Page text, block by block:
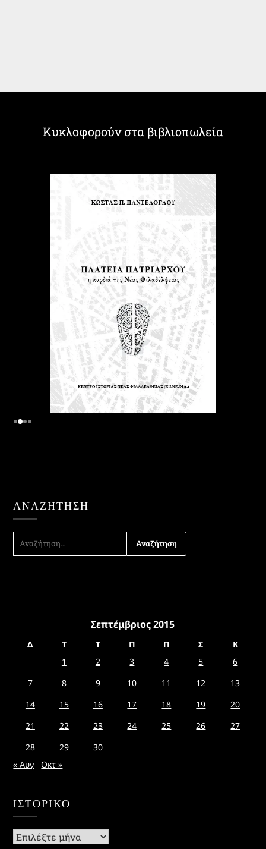
Κυκλοφορούν στα βιβλιοπωλεία
ΑΝΑΖΉΤΗΣΗ
ΑΝΑΖΉΤΗΣΗ
Σεπτέμβριος 2015
Δ Τ Τ Π Π Σ
Κ
1
2 3 4 5
6
7
8 9 10 11 12
13
14
15 16 17 18 19
20
21
22 23 24 25 26
27
28
29
30
« Αυγ
Οκτ »
ΙΣΤΟΡΙΚΌ
Ιστορικό